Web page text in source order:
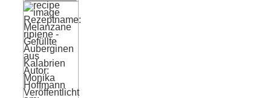
Rezeptname:
Melanzane
ripiene -
Gefüllte
Auberginen
aus
Kalabrien
Autor:
Monika
Hoffmann
Veröffentlicht